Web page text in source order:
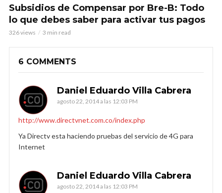
Subsidios de Compensar por Bre-B: Todo
lo que debes saber para activar tus pagos
326 views 3 min read
6 COMMENTS
Daniel Eduardo Villa Cabrera
agosto 22, 2014 a las 12:03 PM
http://www.directvnet.com.co/index.php
Ya Directv esta haciendo pruebas del servicio de 4G para
Internet
Daniel Eduardo Villa Cabrera
agosto 22, 2014 a las 12:03 PM